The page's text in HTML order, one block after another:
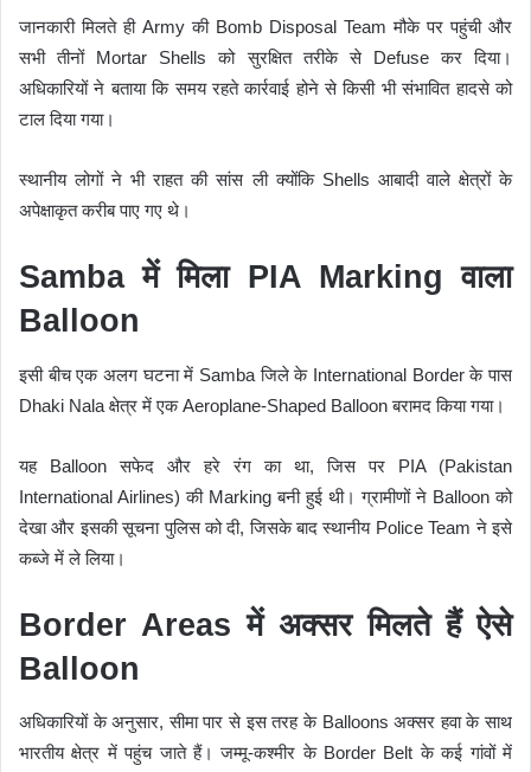
जानकारी मिलते ही Army की Bomb Disposal Team मौके पर पहुंची और
सभी तीनों Mortar Shells को सुरक्षित तरीके से Defuse कर दिया।
अधिकारियों ने बताया कि समय रहते कार्रवाई होने से किसी भी संभावित हादसे को
टाल दिया गया।
स्थानीय लोगों ने भी राहत की सांस ली क्योंकि Shells आबादी वाले क्षेत्रों के
अपेक्षाकृत करीब पाए गए थे।
Samba में मिला PIA Marking वाला
Balloon
इसी बीच एक अलग घटना में Samba जिले के International Border के पास
Dhaki Nala क्षेत्र में एक Aeroplane-Shaped Balloon बरामद किया गया।
यह Balloon सफेद और हरे रंग का था, जिस पर PIA (Pakistan
International Airlines) की Marking बनी हुई थी। ग्रामीणों ने Balloon को
देखा और इसकी सूचना पुलिस को दी, जिसके बाद स्थानीय Police Team ने इसे
कब्जे में ले लिया।
Border Areas में अक्सर मिलते हैं ऐसे
Balloon
अधिकारियों के अनुसार, सीमा पार से इस तरह के Balloons अक्सर हवा के साथ
भारतीय क्षेत्र में पहुंच जाते हैं। जम्मू-कश्मीर के Border Belt के कई गांवों में